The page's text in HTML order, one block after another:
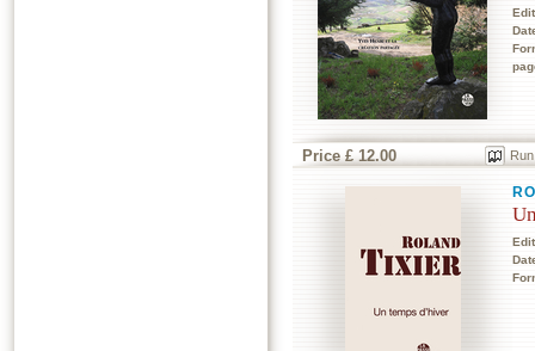
Price £ 12.00